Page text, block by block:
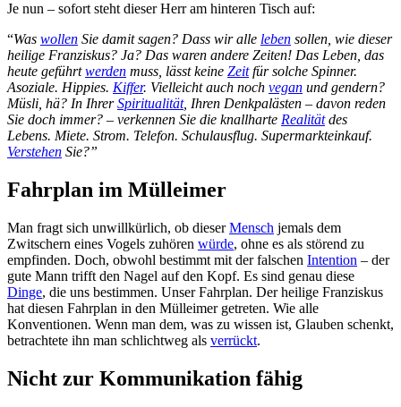
Je nun – sofort steht dieser Herr am hinteren Tisch auf:
“Was wollen Sie damit sagen? Dass wir alle leben sollen, wie dieser
heilige Franziskus? Ja? Das waren andere Zeiten! Das Leben, das
heute geführtwerden muss, lässt keine Zeitfür solche Spinner.
Asoziale. Hippies. Kiffer. Vielleicht auch noch vegan und gendern?
Müsli, hä? In IhrerSpiritualität, Ihren Denkpalästen – davon reden
Sie doch immer? – verkennen Sie die knallharte Realitätdes
Lebens. Miete. Strom. Telefon. Schulausflug. Supermarkteinkauf.
Verstehen Sie?”
Fahrplan im Mülleimer
Man fragt sich unwillkürlich, ob dieserMensch jemals dem
Zwitschern eines Vogels zuhören würde, ohne es als störend zu
empfinden. Doch, obwohl bestimmt mit der falschen Intention – der
gute Mann trifft den Nagel auf den Kopf. Es sind genau diese
Dinge, die uns bestimmen. Unser Fahrplan. Der heilige Franziskus
hat diesen Fahrplan in den Mülleimer getreten. Wie alle
Konventionen. Wenn man dem, was zu wissen ist, Glauben schenkt,
betrachtete ihn man schlichtweg als verrückt.
Nicht zur Kommunikation fähig